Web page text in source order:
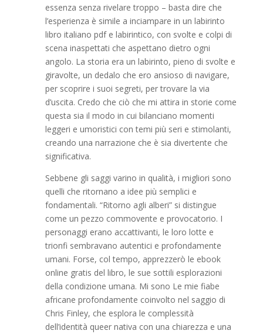
essenza senza rivelare troppo – basta dire che
l’esperienza è simile a inciampare in un labirinto
libro italiano pdf e labirintico, con svolte e colpi di
scena inaspettati che aspettano dietro ogni
angolo. La storia era un labirinto, pieno di svolte e
giravolte, un dedalo che ero ansioso di navigare,
per scoprire i suoi segreti, per trovare la via
d’uscita. Credo che ciò che mi attira in storie come
questa sia il modo in cui bilanciano momenti
leggeri e umoristici con temi più seri e stimolanti,
creando una narrazione che è sia divertente che
significativa.
Sebbene gli saggi varino in qualità, i migliori sono
quelli che ritornano a idee più semplici e
fondamentali. “Ritorno agli alberi” si distingue
come un pezzo commovente e provocatorio. I
personaggi erano accattivanti, le loro lotte e
trionfi sembravano autentici e profondamente
umani. Forse, col tempo, apprezzerò le ebook
online gratis del libro, le sue sottili esplorazioni
della condizione umana. Mi sono Le mie fiabe
africane profondamente coinvolto nel saggio di
Chris Finley, che esplora le complessità
dell’identità queer nativa con una chiarezza e una